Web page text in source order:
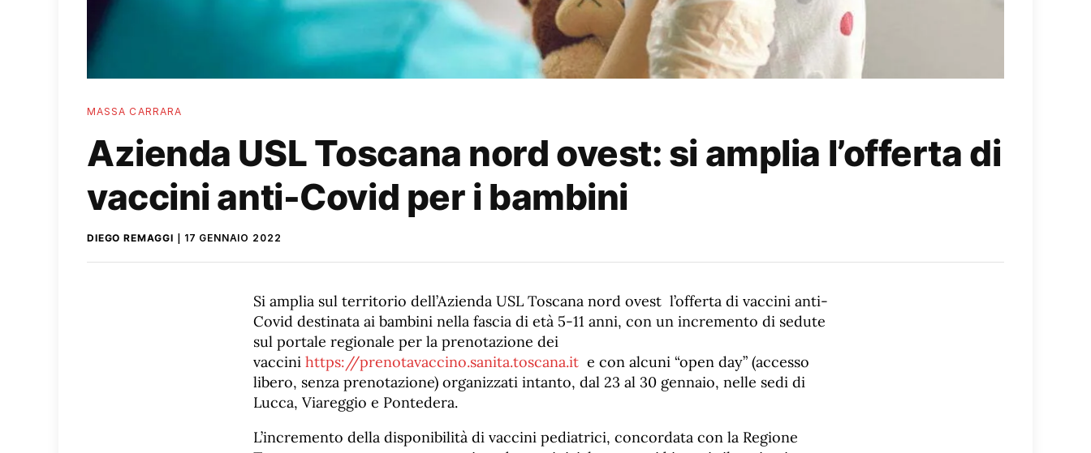
MASSA CARRARA
Azienda USL Toscana nord ovest: si amplia l’offerta di
vaccini anti-Covid per i bambini
DIEGO REMAGGI 17 GENNAIO 2022
Si amplia sul territorio dell’Azienda USL Toscana nord ovest l’offerta di vaccini anti-
Covid destinata ai bambini nella fascia di età 5-11 anni, con un incremento di sedute
sul portale regionale per la prenotazione dei
vaccini https://prenotavaccino.sanita.toscana.it e con alcuni “open day” (accesso
libero, senza prenotazione) organizzati intanto, dal 23 al 30 gennaio, nelle sedi di
Lucca, Viareggio e Pontedera.
L’incremento della disponibilità di vaccini pediatrici, concordata con la Regione